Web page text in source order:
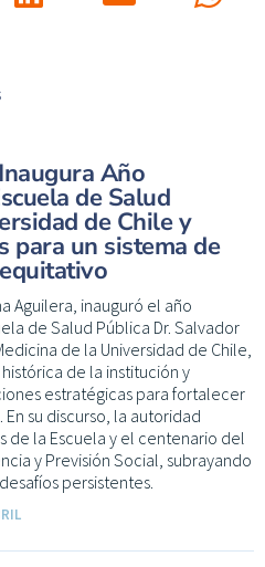
Año
de Salud
de Chile y
para un sistema de
Aguilera, inauguró el año
de Salud Pública Dr. Salvador
de la Universidad de Chile,
de la institución y
estratégicas para fortalecer
su discurso, la autoridad
de la Escuela y el centenario del
y Previsión Social, subrayando
persistentes.